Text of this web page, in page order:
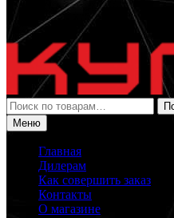
Искать:
Меню
Главная
Дилерам
Как совершить заказ
Контакты
О магазине